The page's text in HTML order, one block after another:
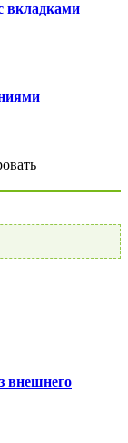
вкладками
внешнего